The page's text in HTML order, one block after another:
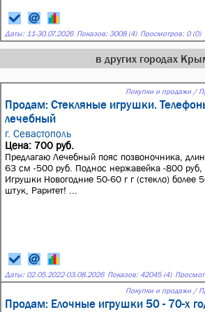
Даты: 11-30.07.2026 Показов: 3008 (4) Просмотров: 0 (0)
в других городах
Покупки и продажи /
Продам: Стекляные игрушки.
лечебный
г. Севастополь
Цена: 700 руб.
Предлагаю Лечебный пояс позвоночника,
63 см -500 руб. Поднос нержавейка -800 руб,
Игрушки Новогодние 50-60 г г (стекло) более
штук, Раритет! ...
Даты: 02.05.2022-03.08.2026 Показов: 42045 (4)
Покупки и продажи /
Продам: Елочные игрушки 50 - 70-х